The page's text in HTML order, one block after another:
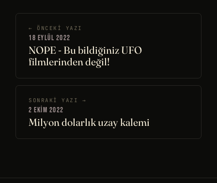
← ÖNCEKI YAZI
18 EYLÜL 2022
NOPE - Bu bildiğiniz UFO
filmlerinden değil!
SONRAKI YAZI →
2 EKIM 2022
Milyon dolarlık uzay kalemi